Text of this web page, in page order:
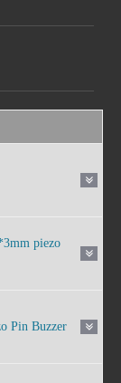
piezo
Pin Buzzer